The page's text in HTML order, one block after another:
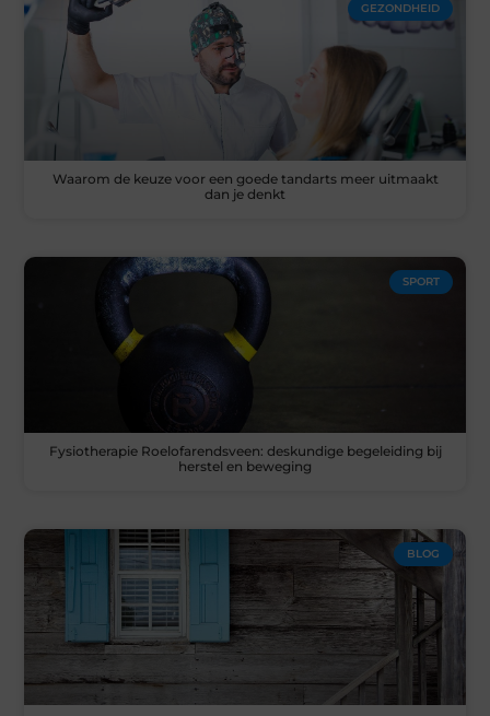
GEZONDHEID
Waarom de keuze voor een goede tandarts meer uitmaakt
dan je denkt
SPORT
Fysiotherapie Roelofarendsveen: deskundige begeleiding bij
herstel en beweging
BLOG